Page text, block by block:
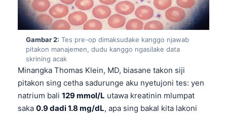
Gambar 2: Tes pre-op dimaksudake kanggo njawab
pitakon manajemen, dudu kanggo ngasilake data
skrining acak
Minangka Thomas Klein, MD, biasane takon siji
pitakon sing cetha sadurunge aku nyetujoni tes: yen
natrium bali 129 mmol/L utawa kreatinin mlumpat
saka 0.9 dadi 1.8 mg/dL, apa sing bakal kita lakoni